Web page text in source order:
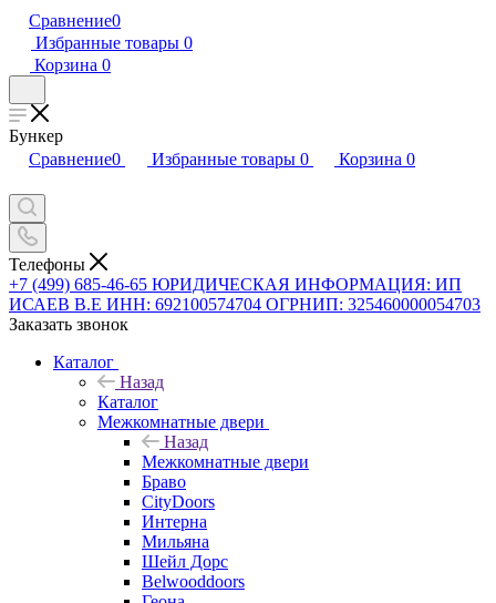
Сравнение0
Избранные товары 0
Корзина 0
Бункер
Сравнение0 Избранные товары 0 Корзина 0
Телефоны
+7 (499) 685-46-65 ЮРИДИЧЕСКАЯ ИНФОРМАЦИЯ: ИП
ИСАЕВ В.Е ИНН: 692100574704 ОГРНИП: 325460000054703
Заказать звонок
Каталог
Назад
Каталог
Межкомнатные двери
Назад
Межкомнатные двери
Браво
CityDoors
Интерна
Мильяна
Шейл Дорс
Belwooddoors